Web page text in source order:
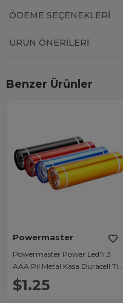
ÖDEME SEÇENEKLERI
ÜRÜN ÖNERILERI
Benzer Ürünler
Powermaster
Powermaster Power Led'li 3
AAA Pil Metal Kasa Duracell Tip
Fener (Tekli)
$1.25